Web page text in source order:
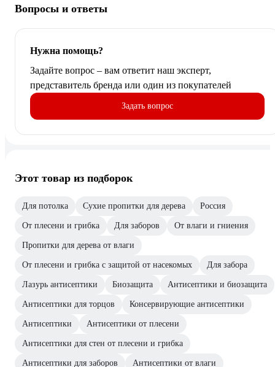
Вопросы и ответы
Нужна помощь?
Задайте вопрос – вам ответит наш эксперт,
представитель бренда или один из покупателей
Задать вопрос
Этот товар из подборок
Для потолка Сухие пропитки для дерева Россия
От плесени и грибка Для заборов От влаги и гниения
Пропитки для дерева от влаги
От плесени и грибка с защитой от насекомых Для забора
Лазурь антисептики Биозащита Антисептики и биозащита
Антисептики для торцов Консервирующие антисептики
Антисептики Антисептики от плесени
Антисептики для стен от плесени и грибка
Антисептики для заборов Антисептики от влаги